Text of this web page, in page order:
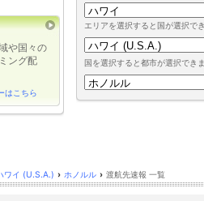
エリアを選択すると国が選択で
国を選択すると都市が選択でき
や国々の
ング配
はこちら
ワイ (U.S.A.) › ホノルル › 渡航先速報 一覧